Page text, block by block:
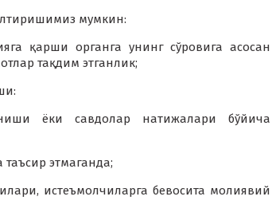
мумкин:
қарши органга унинг сўровига асосан
тақдим этганлик;
ёки савдолар натижалари бўйича
этмаганда;
истеъмолчиларга бевосита молиявий